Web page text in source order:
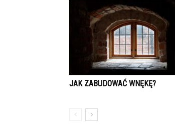
JAK ZABUDOWAĆ WNĘKĘ?